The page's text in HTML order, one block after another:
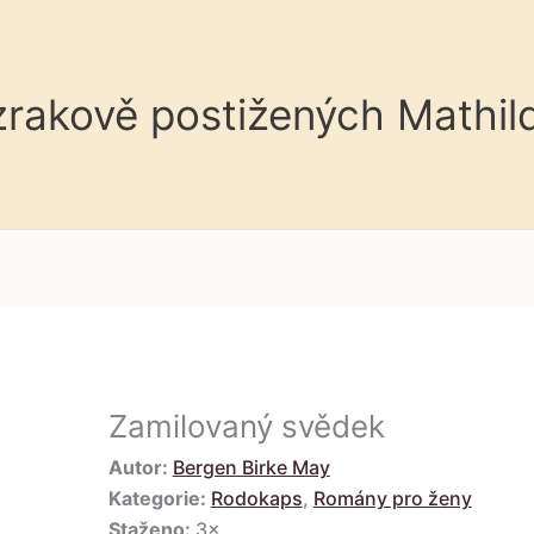
postižených
Zamilovaný svědek
Autor: Bergen Birke May
Kategorie: Rodokaps, Romány pro ženy
Staženo: 3×